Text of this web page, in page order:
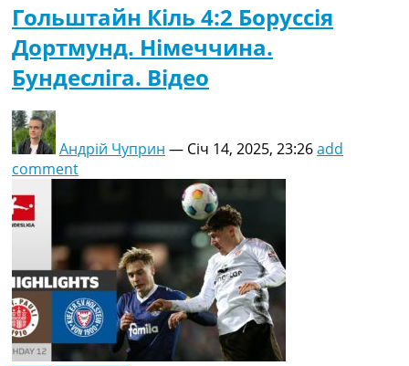
Гольштайн Кіль 4:2 Боруссія
Дортмунд. Німеччина.
Бундесліга. Відео
Андрій Чуприн — Січ 14, 2025, 23:26add
comment